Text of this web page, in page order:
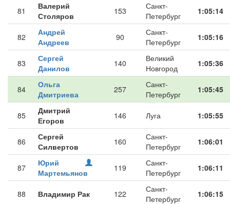
81
Валерий
Столяров
153
Санкт-
Петербург
1:05:14
82
Андрей
Андреев
90
Санкт-
Петербург
1:05:16
83
Сергей
Данилов
140
Великий
Новгород
1:05:36
84
Ольга
Дмитриева
257
Санкт-
Петербург
1:05:45
85
Дмитрий
Егоров
146 Луга 1:05:55
86
Сергей
Силвертов
160
Санкт-
Петербург
1:06:01
87
Юрий
Мартемьянов
119
Санкт-
Петербург
1:06:11
88 Владимир Рак 122
Санкт-
Петербург
1:06:15